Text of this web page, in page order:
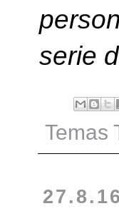
serie
Temas
27.8.16